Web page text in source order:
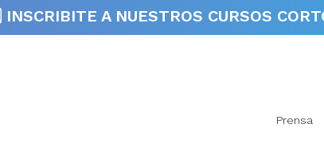
INSCRIBITE A NUESTROS CURSOS
Prensa